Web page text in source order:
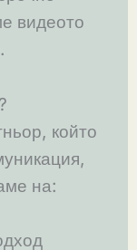
видеото
който
на: